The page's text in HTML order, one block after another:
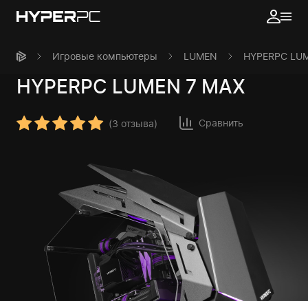
Игровые компьютеры LUMEN HYPERPC
HYPERPC LUMEN 7 MAX
(3 отзыва) Сравнить